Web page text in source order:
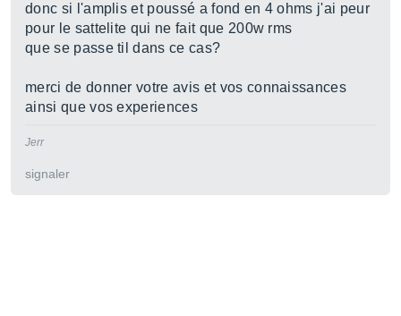
donc si l'amplis et poussé a fond en 4 ohms j'ai peur
pour le sattelite qui ne fait que 200w rms
que se passe til dans ce cas?
merci de donner votre avis et vos connaissances
ainsi que vos experiences
Jerr
signaler